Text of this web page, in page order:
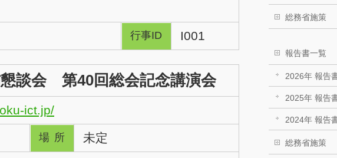
行事ID I001
懇談会 第40回総会記念講演会
ict.jp/
場所 未定
総務省施策
報告書一覧
2026年 報告
2025年 報告
2024年 報告
総務省施策